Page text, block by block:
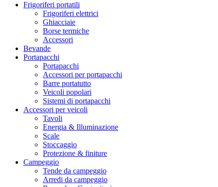
Frigoriferi portatili
Frigoriferi elettrici
Ghiacciaie
Borse termiche
Accessori
Bevande
Portapacchi
Portapacchi
Accessori per portapacchi
Barre portatutto
Veicoli popolari
Sistemi di portapacchi
Accessori per veicoli
Tavoli
Energia & Illuminazione
Scale
Stoccaggio
Protezione & finiture
Campeggio
Tende da campeggio
Arredi da campeggio